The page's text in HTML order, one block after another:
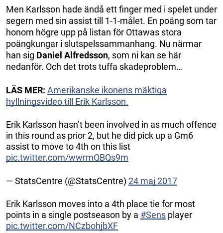
Men Karlsson hade ändå ett finger med i spelet under
segern med sin assist till 1-1-målet. En poäng som tar
honom högre upp på listan för Ottawas stora
poängkungar i slutspelssammanhang. Nu närmar
han sig Daniel Alfredsson, som ni kan se här
nedanför. Och det trots tuffa skadeproblem…
LÄS MER: Amerikanske ikonens mäktiga
hyllningsvideo till Erik Karlsson.
Erik Karlsson hasn’t been involved in as much offence
in this round as prior 2, but he did pick up a Gm6
assist to move to 4th on this list
pic.twitter.com/wwrmQBQs9m
— StatsCentre (@StatsCentre) 24 maj 2017
Erik Karlsson moves into a 4th place tie for most
points in a single postseason by a #Sens player
pic.twitter.com/NCzbohjbXF